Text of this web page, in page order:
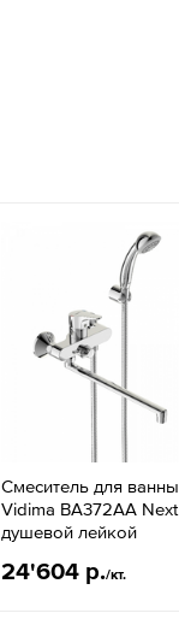
Смеситель для
Vidima BA372AA
душевой лейкой
24'604 р./кт.